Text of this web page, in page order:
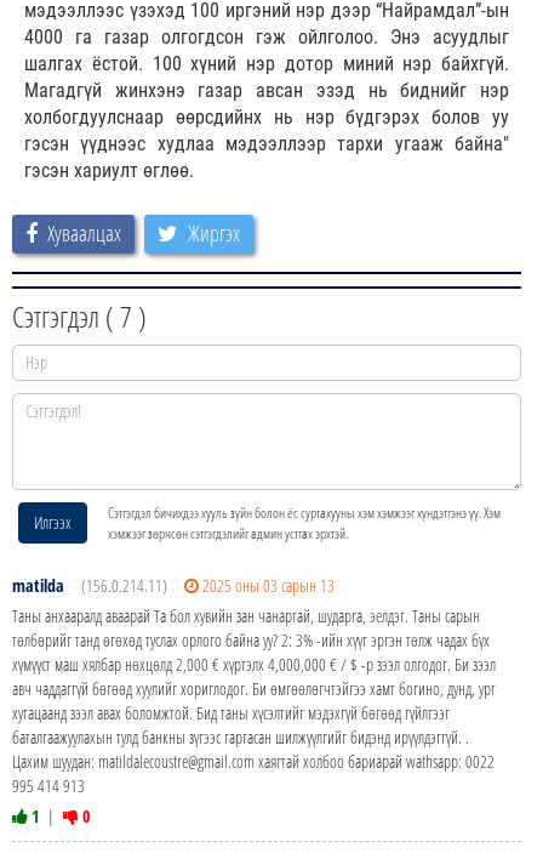
мэдээллээс үзэхэд 100 иргэний нэр дээр “Найрамдал”-ын
4000 га газар олгогдсон гэж ойлголоо. Энэ асуудлыг
шалгах ёстой. 100 хүний нэр дотор миний нэр байхгүй.
Магадгүй жинхэнэ газар авсан эзэд нь биднийг нэр
холбогдуулснаар өөрсдийнх нь нэр бүдгэрэх болов уу
гэсэн үүднээс худлаа мэдээллээр тархи угааж байна"
гэсэн хариулт өглөө.
Хуваалцах Жиргэх
Сэтгэгдэл (7 )
Илгээх
Сэтгэгдэл бичихдээ хууль зүйн болон ёс суртахууны хэм хэмжээг хүндэтгэнэ үү. Хэм
хэмжээг зөрчсөн сэтгэгдэлийг админ устгах эрхтэй.
matilda (156.0.214.11)
2025 оны 03 сарын 13
Таны анхааралд аваарай Та бол хувийн зан чанартай, шударга, эелдэг. Таны сарын
төлбөрийг танд өгөхөд туслах орлого байна уу? 2: 3% -ийн хүүг эргэн төлж чадах бүх
хүмүүст маш хялбар нөхцөлд 2,000 € хүртэлх 4,000,000 € / $ -р зээл олгодог. Би зээл
авч чаддаггүй бөгөөд хуулийг хориглодог. Би өмгөөлөгчтэйгээ хамт богино, дунд, урт
хугацаанд зээл авах боломжтой. Бид таны хүсэлтийг мэдэхгүй бөгөөд гүйлгээг
баталгаажуулахын тулд банкны зүгээс гаргасан шилжүүлгийг бидэнд ирүүлдэггүй. .
Цахим шуудан: matildalecoustre@gmail.com хаягтай холбоо бариарай wathsapp: 0022
995 414 913
1 | 0